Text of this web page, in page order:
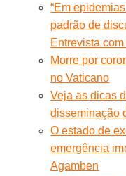
“Em
padrão de
Entrevista
Morre por
no Vaticano
Veja as dicas
disseminação
O estado de
emergência
Agamben